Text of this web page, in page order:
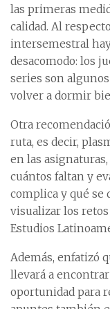
las primeras
calidad. Al
intersemestral
desacomodo: los
series son
volver a dormir
Otra
ruta, es decir,
en las
cuántos faltan y
complica y qué se
visualizar los retos
Estudios
Además, enfatizó
llevará a
oportunidad para